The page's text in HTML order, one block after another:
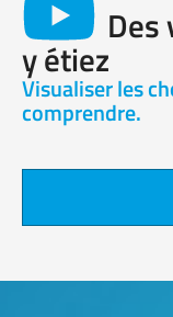
Des
y étiez
Visualiser les
comprendre.